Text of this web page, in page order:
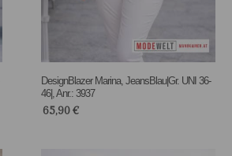
DesignBlazer Marina, JeansBlau|Gr. UNI 36-
46|, Anr.: 3937
65,90€